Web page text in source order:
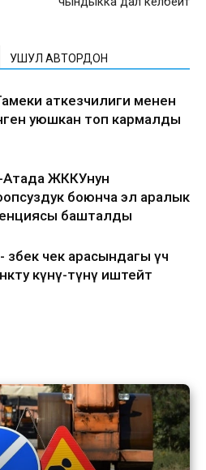
УШУЛ АВТОРДОН
аткезчилиги менен
уюшкан топ кармалды
Атада ЖККУнун
боюнча эл аралык
башталды
чек арасындагы үч
күнү-түнү иштейт